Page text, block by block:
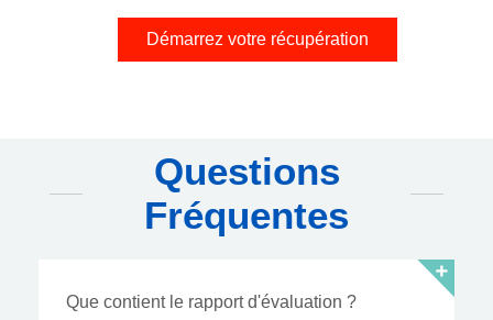
Démarrez votre récupération
Questions
Fréquentes
Que contient le rapport d'évaluation ?